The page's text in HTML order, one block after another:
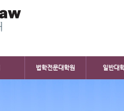
법학전문대학원 일반대